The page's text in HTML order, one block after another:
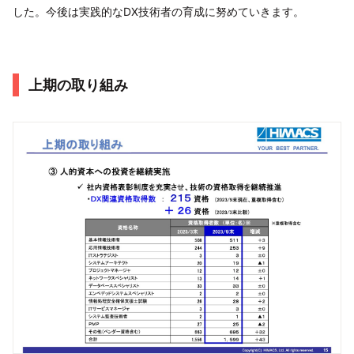
した。今後は実践的なDX技術者の育成に努めていきます。
上期の取り組み